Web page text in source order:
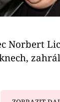
Norbert